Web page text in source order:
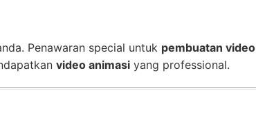
Penawaran special untuk pembuatan video
video animasi yang professional.